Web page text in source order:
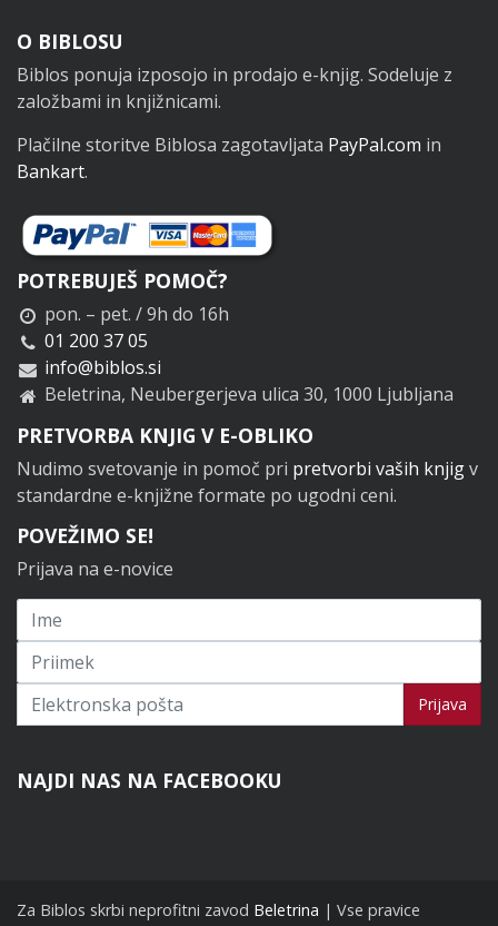
Noga
O BIBLOSU
Biblos ponuja izposojo in prodajo e-knjig. Sodeluje z
založbami in knjižnicami.
Plačilne storitve Biblosa zagotavljata PayPal.com in
Bankart.
POTREBUJEŠ POMOČ?
pon. – pet. / 9h do 16h
01 200 37 05
info@biblos.si
Beletrina, Neubergerjeva ulica 30, 1000 Ljubljana
PRETVORBA KNJIG V E-OBLIKO
Nudimo svetovanje in pomoč pri pretvorbi vaših knjigv
standardne e-knjižne formate po ugodni ceni.
POVEŽIMO SE!
Prijava na e-novice
Prijavi se na novice Prijava
NAJDI NAS NA FACEBOOKU
Za Biblos skrbi neprofitni zavod Beletrina | Vse pravice